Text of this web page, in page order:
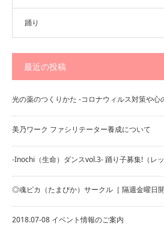
踊り
最近の投稿
光の薬のつくりかた -コロナウィルス対策や心
美乃ワーク ファシリテーター養成について
-Inochi（生命）ダンスvol.3- 踊り子募集!（レッ
◎魂ピカ（たまぴか）サークル［ 隔週金曜日
2018.07-08 イベント情報のご案内